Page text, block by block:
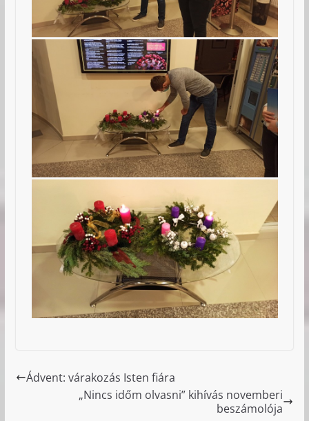
Ádvent: várakozás Isten fiára
„Nincs időm olvasni” kihívás novemberi
beszámolója